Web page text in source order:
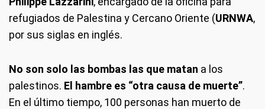
refugiados de Palestina y Cercano Oriente (URNWA,
por sus siglas en inglés.
No son solo las bombas las que matan a los
palestinos. El hambre es “otra causa de muerte”.
En el último tiempo, 100 personas han muerto de